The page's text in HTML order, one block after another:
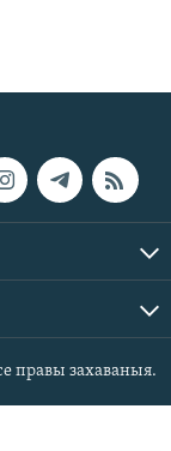
правы захаваныя.